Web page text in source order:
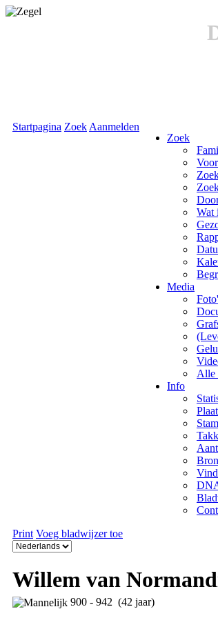
Startpagina Zoek Aanmelden
Zoek
Wat
Media
Alle
Info
Print Voeg bladwijzer toe
Willem van
900 - 942 (42 jaar)